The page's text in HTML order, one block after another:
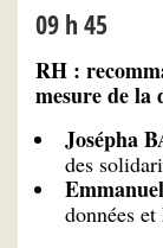
09 h 45
RH :
mesure de la
Josépha
des
données